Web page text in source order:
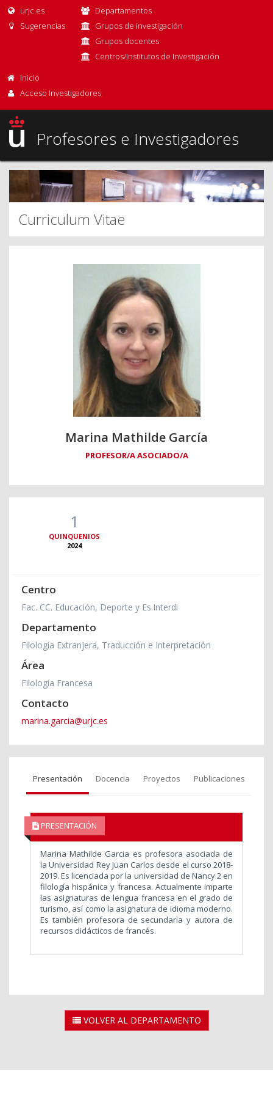
urjc.es
Sugerencias
Departamentos
Grupos de investigación
Grupos docentes
Centros/Institutos de Investigación
Inicio
Acceso Investigadores
Profesores e Investigadores
Curriculum Vitae
Marina Mathilde García
PROFESOR/A ASOCIADO/A
1
QUINQUENIOS
2024
Centro
Fac. CC. Educación, Deporte y Es.Interdi
Departamento
Filología Extranjera, Traducción e Interpretación
Área
Filología Francesa
Contacto
marina.garcia@urjc.es
Presentación Docencia Proyectos Publicaciones
PRESENTACIÓN
Marina Mathilde Garcia es profesora asociada de
la Universidad Rey Juan Carlos desde el curso 2018-
2019. Es licenciada por la universidad de Nancy 2 en
filología hispánica y francesa. Actualmente imparte
las asignaturas de lengua francesa en el grado de
turismo, así como la asignatura de idioma moderno.
Es también profesora de secundaria y autora de
recursos didácticos de francés.
VOLVER AL DEPARTAMENTO